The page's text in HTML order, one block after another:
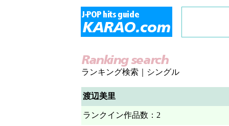
ランキング検索｜シングル
渡辺美里
ランクイン作品数：2